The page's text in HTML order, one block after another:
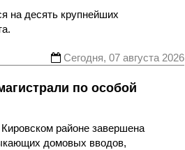
на десять крупнейших
Сегодня, 07 августа 2026
по особой
районе завершена
домовых вводов,